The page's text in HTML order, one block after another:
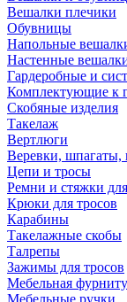
Вешалки плечики
Обувницы
Напольные
Настенные
Гардеробные и
Комплектующие к
Скобяные изделия
Такелаж
Вертлюги
Веревки,
Цепи и тросы
Ремни и стяжки
Крюки для тросов
Карабины
Такелажные скобы
Талрепы
Зажимы для тросов
Мебельная
Мебельные ручки